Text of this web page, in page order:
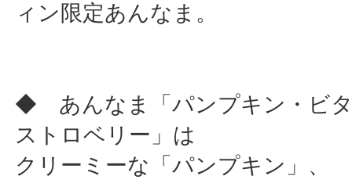
ィン限定あんなま。
◆ あんなま「パンプキン・ビ
ストロベリー」は
クリーミーな「パンプキン」、